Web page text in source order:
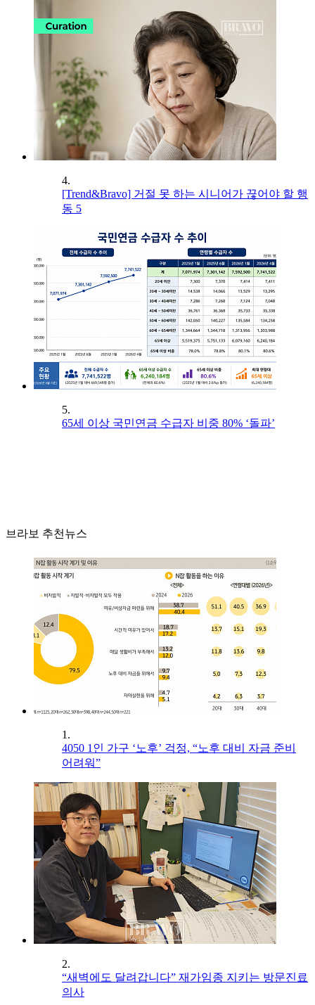
4.
[Trend&Bravo] 거절 못 하는 시니어가 끊어야 할 행
동 5
5.
65세 이상 국민연금 수급자 비중 80% ‘돌파’
브라보 추천뉴스
1.
4050 1인 가구 ‘노후’ 걱정, “노후 대비 자금 준비
어려워”
2.
“새벽에도 달려갑니다” 재가임종 지키는 방문진료
의사